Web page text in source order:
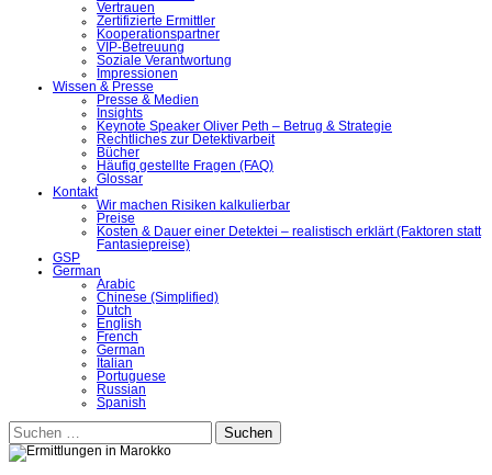
Vertrauen
Zertifizierte Ermittler
Kooperationspartner
VIP-Betreuung
Soziale Verantwortung
Impressionen
Wissen & Presse
Presse & Medien
Insights
Keynote Speaker Oliver Peth – Betrug & Strategie
Rechtliches zur Detektivarbeit
Bücher
Häufig gestellte Fragen (FAQ)
Glossar
Kontakt
Wir machen Risiken kalkulierbar
Preise
Kosten & Dauer einer Detektei – realistisch erklärt (Faktoren statt
Fantasiepreise)
GSP
German
Arabic
Chinese (Simplified)
Dutch
English
French
German
Italian
Portuguese
Russian
Spanish
Suchen
nach: